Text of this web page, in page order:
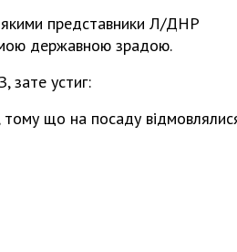
якими представники Л/ДНР
державною зрадою.
зате устиг:
тому що на посаду